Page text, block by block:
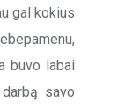
gal kokius
buvo labai
savo